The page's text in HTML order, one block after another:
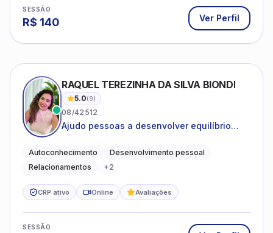
SESSÃO
R$ 140 Ver Perfil
RAQUEL TEREZINHA DA SILVA BIONDI
5.0(9)
08/42512
Ajudo pessoas a desenvolver equilíbrio
Autoconhecimento
Desenvolvimento pessoal
Relacionamentos
+2
CRP ativo Online Avaliações
SESSÃO